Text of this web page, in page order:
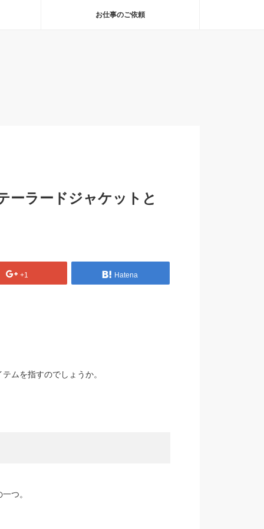
お仕事のご依頼
ーラードジャケットと
+1 Hatena
ムを指すのでしょうか。
つ。